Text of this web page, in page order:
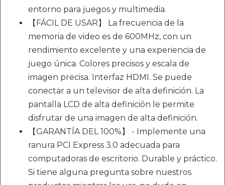
entorno para juegos y multimedia.
【FÁCIL DE USAR】 La frecuencia de la
memoria de video es de 600MHz, con un
rendimiento excelente y una experiencia de
juego única. Colores precisos y escala de
imagen precisa. Interfaz HDMI. Se puede
conectar a un televisor de alta definición. La
pantalla LCD de alta definición le permite
disfrutar de una imagen de alta definición.
【GARANTÍA DEL 100%】 - Implemente una
ranura PCI Express 3.0 adecuada para
computadoras de escritorio. Durable y práctico.
Si tiene alguna pregunta sobre nuestros